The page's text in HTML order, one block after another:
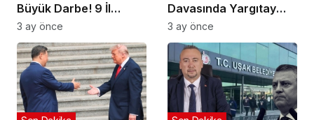
Büyük Darbe! 9 İl
Hedefte!
3 ay önce
Davasında Yargıtay
Kararı!
3 ay önce